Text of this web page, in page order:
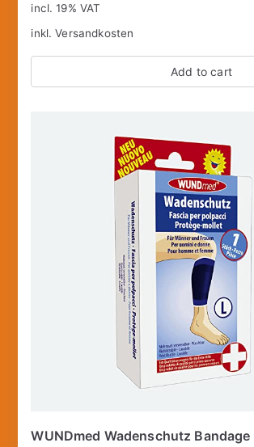
incl. 19% VAT
inkl.Versandkosten
Add to cart
WUNDmed Wadenschutz Bandage